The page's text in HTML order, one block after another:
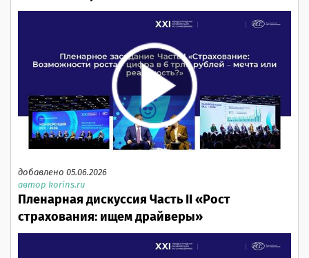
добавлено 05.06.2026
автор korins.ru
Пленарная дискуссия Часть II «Рост
страхования: ищем драйверы»